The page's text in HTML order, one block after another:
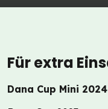
Für extra
Dana Cup Mini